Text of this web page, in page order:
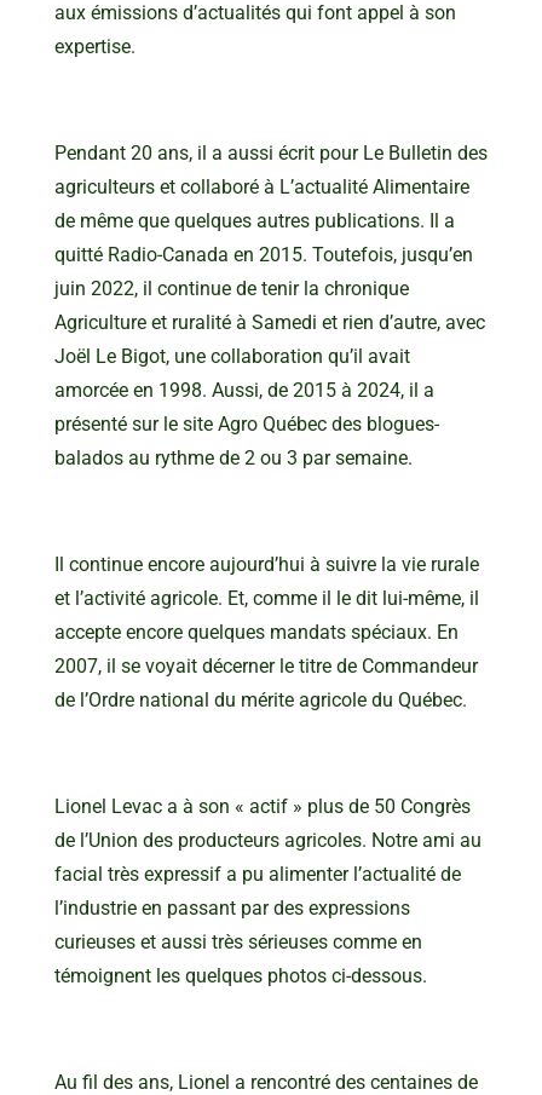
aux émissions d’actualités qui font appel à son
expertise.
Pendant 20 ans, il a aussi écrit pour Le Bulletin des
agriculteurs et collaboré à L’actualité Alimentaire
de même que quelques autres publications. Il a
quitté Radio-Canada en 2015. Toutefois, jusqu’en
juin 2022, il continue de tenir la chronique
Agriculture et ruralité à Samedi et rien d’autre, avec
Joël Le Bigot, une collaboration qu’il avait
amorcée en 1998. Aussi, de 2015 à 2024, il a
présenté sur le site Agro Québec des blogues-
balados au rythme de 2 ou 3 par semaine.
Il continue encore aujourd’hui à suivre la vie rurale
et l’activité agricole. Et, comme il le dit lui-même, il
accepte encore quelques mandats spéciaux. En
2007, il se voyait décerner le titre de Commandeur
de l’Ordre national du mérite agricole du Québec.
Lionel Levac a à son « actif » plus de 50 Congrès
de l’Union des producteurs agricoles. Notre ami au
facial très expressif a pu alimenter l’actualité de
l’industrie en passant par des expressions
curieuses et aussi très sérieuses comme en
témoignent les quelques photos ci-dessous.
Au fil des ans, Lionel a rencontré des centaines de